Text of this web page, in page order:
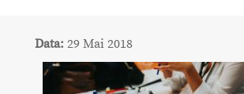
Data: 29 Mai 2018